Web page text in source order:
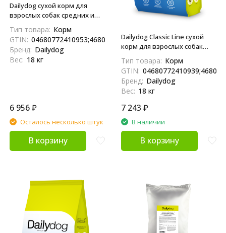
Dailydog сухой корм для
взрослых собак средних и
рыбой - 18 кг
Тип товара: Корм
GTIN: 04680772410953;4680772410953
Бренд: Dailydog
Вес: 18 кг
6 956₽
Осталось несколько штук
В корзину
Dailydog Classic Line сухой
корм для взрослых собак
индейкой и рыбой - 18 кг
Тип товара: Корм
GTIN:
Бренд: Dailydog
Вес: 18 кг
7 243 ₽
В наличии
В корзину